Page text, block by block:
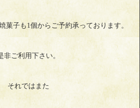
菓子も1個からご予約承っております。
非ご利用下さい。
それではまた